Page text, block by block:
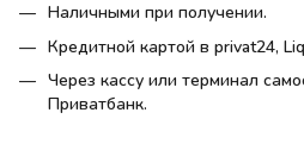
Наличными при получении.
Кредитной картой в privat24,
Через кассу или терминал
Приватбанк.